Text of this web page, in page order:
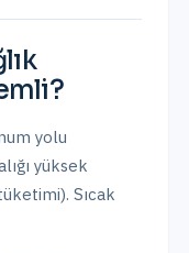
yolu
yüksek
Sıcak